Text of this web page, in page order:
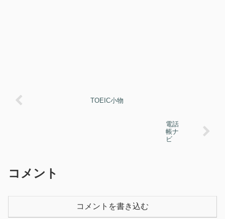
TOEIC小物
電話
帳ナ
ビ
コメント
コメントを書き込む